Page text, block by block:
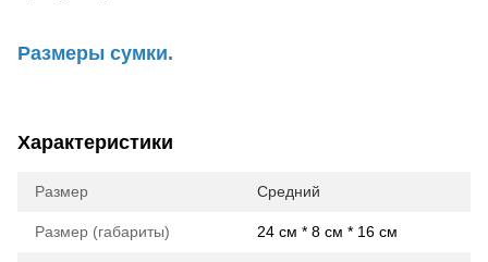
Размеры сумки.
Характеристики
Размер Средний
Размер (габариты) 24 см * 8 см * 16 см